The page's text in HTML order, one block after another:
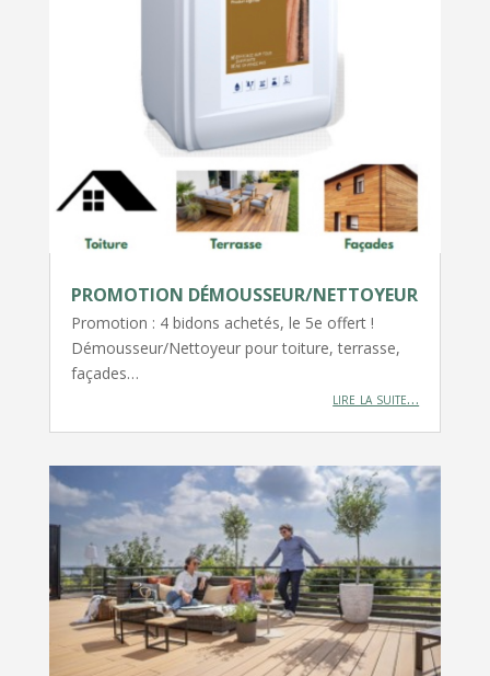
PROMOTION DÉMOUSSEUR/NETTOYEUR
Promotion : 4 bidons achetés, le 5e offert !
Démousseur/Nettoyeur pour toiture, terrasse,
façades…
lire la suite…